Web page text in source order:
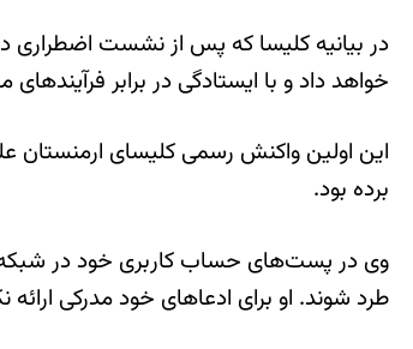
در بیانیه کلیسا که پس از نشست اضطراری
خواهد داد و با ایستادگی در برابر
این اولین واکنش رسمی کلیسای ارمنستان
برده بود.
وی در پست‌های حساب کاربری خود در
طرد شوند. او برای ادعاهای خود مدرکی